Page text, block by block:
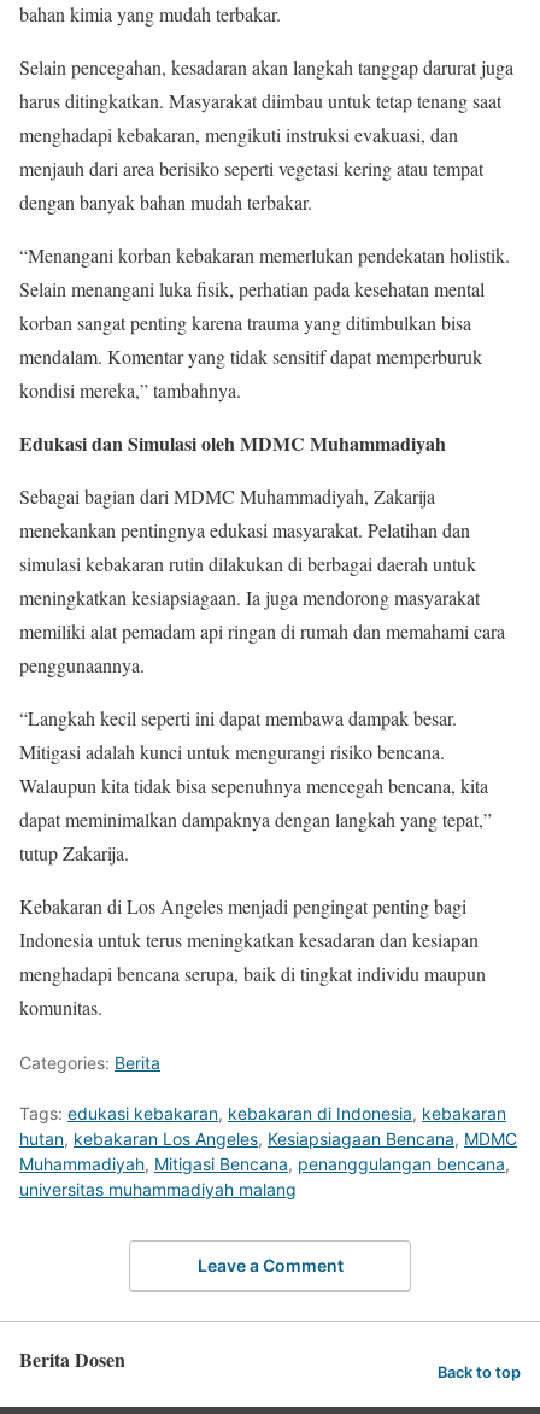
bahan kimia yang mudah terbakar.
Selain pencegahan, kesadaran akan langkah tanggap darurat juga
harus ditingkatkan. Masyarakat diimbau untuk tetap tenang saat
menghadapi kebakaran, mengikuti instruksi evakuasi, dan
menjauh dari area berisiko seperti vegetasi kering atau tempat
dengan banyak bahan mudah terbakar.
“Menangani korban kebakaran memerlukan pendekatan holistik.
Selain menangani luka fisik, perhatian pada kesehatan mental
korban sangat penting karena trauma yang ditimbulkan bisa
mendalam. Komentar yang tidak sensitif dapat memperburuk
kondisi mereka,” tambahnya.
Edukasi dan Simulasi oleh MDMC Muhammadiyah
Sebagai bagian dari MDMC Muhammadiyah, Zakarija
menekankan pentingnya edukasi masyarakat. Pelatihan dan
simulasi kebakaran rutin dilakukan di berbagai daerah untuk
meningkatkan kesiapsiagaan. Ia juga mendorong masyarakat
memiliki alat pemadam api ringan di rumah dan memahami cara
penggunaannya.
“Langkah kecil seperti ini dapat membawa dampak besar.
Mitigasi adalah kunci untuk mengurangi risiko bencana.
Walaupun kita tidak bisa sepenuhnya mencegah bencana, kita
dapat meminimalkan dampaknya dengan langkah yang tepat,”
tutup Zakarija.
Kebakaran di Los Angeles menjadi pengingat penting bagi
Indonesia untuk terus meningkatkan kesadaran dan kesiapan
menghadapi bencana serupa, baik di tingkat individu maupun
komunitas.
Categories: Berita
Tags: edukasi kebakaran, kebakaran di Indonesia, kebakaran
hutan, kebakaran Los Angeles, Kesiapsiagaan Bencana, MDMC
Muhammadiyah, Mitigasi Bencana, penanggulangan bencana,
universitas muhammadiyah malang
Leave a Comment
Berita Dosen Back to top